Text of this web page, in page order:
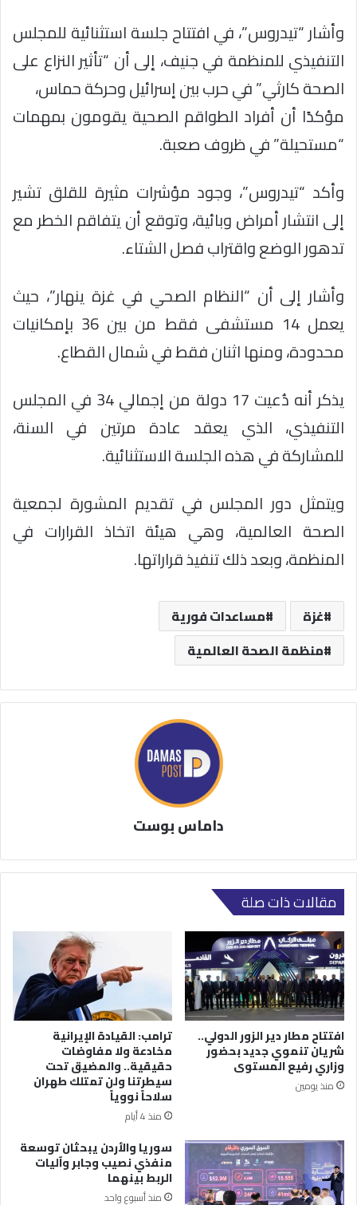
وأشار “تيدروس”، في افتتاح جلسة استثنائية للمجلس
التنفيذي للمنظمة في جنيف، إلى أن “تأثير النزاع على
الصحة كارثي” في حرب بين إسرائيل وحركة حماس،
مؤكدًا أن أفراد الطواقم الصحية يقومون بمهمات
“مستحيلة” في ظروف صعبة.
وأكد “تيدروس”، وجود مؤشرات مثيرة للقلق تشير
إلى انتشار أمراض وبائية، وتوقع أن يتفاقم الخطر مع
تدهور الوضع واقتراب فصل الشتاء.
وأشار إلى أن “النظام الصحي في غزة ينهار”، حيث
يعمل 14 مستشفى فقط من بين 36 بإمكانيات
محدودة، ومنها اثنان فقط في شمال القطاع.
يذكر أنه دُعيت 17 دولة من إجمالي 34 في المجلس
التنفيذي، الذي يعقد عادة مرتين في السنة،
للمشاركة في هذه الجلسة الاستثنائية.
ويتمثل دور المجلس في تقديم المشورة لجمعية
الصحة العالمية، وهي هيئة اتخاذ القرارات في
المنظمة، وبعد ذلك تنفيذ قراراتها.
غزة
مساعدات فورية
منظمة الصحة العالمية
داماس بوست
مقالات ذات صلة
افتتاح مطار دير الزور الدولي..
شريان تنموي جديد بحضور
وزاري رفيع المستوى
منذ يومين
ترامب: القيادة الإيرانية
مخادعة ولا مفاوضات
حقيقية.. والمضيق تحت
سيطرتنا ولن تمتلك طهران
سلاحاً نووياً
منذ 4 أيام
سوريا والأردن يبحثان توسعة
منفذي نصيب وجابر وآليات
الربط بينهما
منذ أسبوع واحد